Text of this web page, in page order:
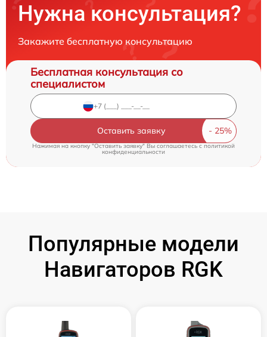
Нужна консультация?
Закажите бесплатную консультацию
Бесплатная консультация со
специалистом
Оставить заявку
Нажимая на кнопку "Оставить заявку" Вы соглашаетесь cполитикой
конфиденциальности
Популярные модели
Навигаторов RGK